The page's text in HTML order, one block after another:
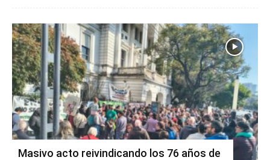
Masivo acto reivindicando los 76 años de